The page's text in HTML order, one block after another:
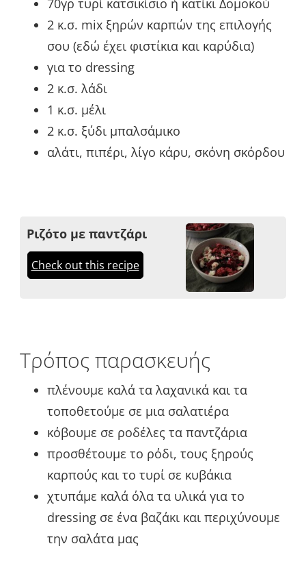
70γρ τυρί κατσικίσιο ή κατίκι Δομοκού
2 κ.σ. mix ξηρών καρπών της επιλογής
σου (εδώ έχει φιστίκια και καρύδια)
για το dressing
2 κ.σ. λάδι
1 κ.σ. μέλι
2 κ.σ. ξύδι μπαλσάμικο
αλάτι, πιπέρι, λίγο κάρυ, σκόνη σκόρδου
Ριζότο με παντζάρι
Check out this recipe
Τρόπος παρασκευής
πλένουμε καλά τα λαχανικά και τα
τοποθετούμε σε μια σαλατιέρα
κόβουμε σε ροδέλες τα παντζάρια
προσθέτουμε το ρόδι, τους ξηρούς
καρπούς και το τυρί σε κυβάκια
χτυπάμε καλά όλα τα υλικά για το
dressing σε ένα βαζάκι και περιχύνουμε
την σαλάτα μας